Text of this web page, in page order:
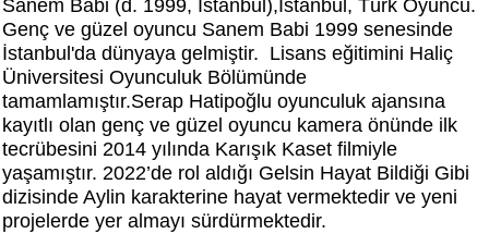
Sanem Babi (d. 1999, İstanbul),İstanbul, Türk Oyuncu.
Genç ve güzel oyuncu Sanem Babi 1999 senesinde
İstanbul'da dünyaya gelmiştir. Lisans eğitimini Haliç
Üniversitesi Oyunculuk Bölümünde
tamamlamıştır.Serap Hatipoğlu oyunculuk ajansına
kayıtlı olan genç ve güzel oyuncu kamera önünde ilk
tecrübesini 2014 yılında Karışık Kaset filmiyle
yaşamıştır. 2022’de rol aldığı Gelsin Hayat Bildiği Gibi
dizisinde Aylin karakterine hayat vermektedir ve yeni
projelerde yer almayı sürdürmektedir.